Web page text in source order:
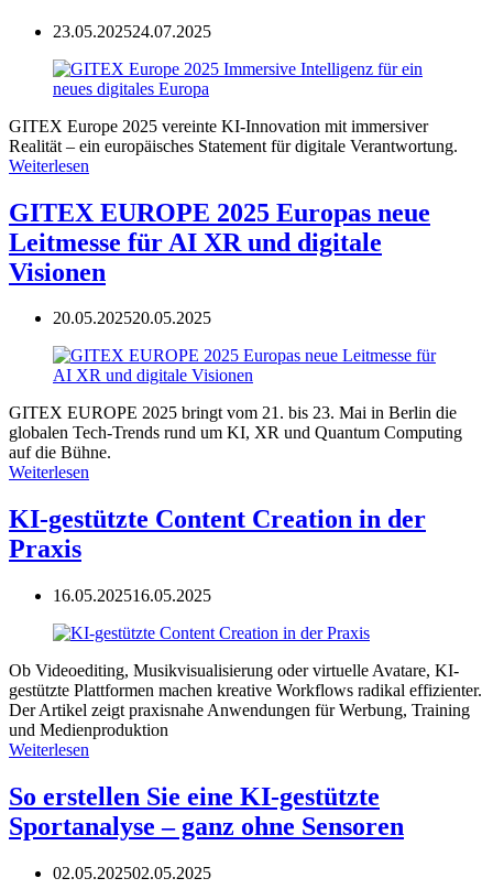
23.05.202524.07.2025
GITEX Europe 2025 vereinte KI-Innovation mit immersiver
Realität – ein europäisches Statement für digitale Verantwortung.
Weiterlesen
GITEX EUROPE 2025 Europas neue
Leitmesse für AI XR und digitale
Visionen
20.05.202520.05.2025
GITEX EUROPE 2025 bringt vom 21. bis 23. Mai in Berlin die
globalen Tech-Trends rund um KI, XR und Quantum Computing
auf die Bühne.
Weiterlesen
KI-gestützte Content Creation in der
Praxis
16.05.202516.05.2025
Ob Videoediting, Musikvisualisierung oder virtuelle Avatare, KI-
gestützte Plattformen machen kreative Workflows radikal effizienter.
Der Artikel zeigt praxisnahe Anwendungen für Werbung, Training
und Medienproduktion
Weiterlesen
So erstellen Sie eine KI-gestützte
Sportanalyse – ganz ohne Sensoren
02.05.202502.05.2025